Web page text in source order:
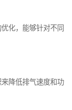
化，能够针对不同
降低排气速度和功